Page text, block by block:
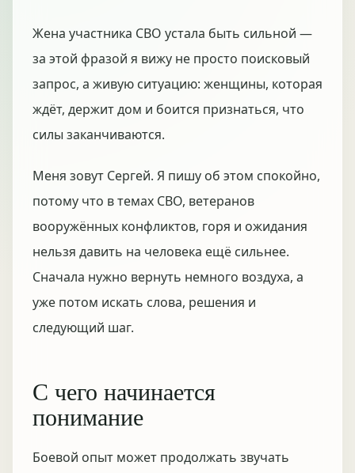
Жена участника СВО устала быть сильной —
за этой фразой я вижу не просто поисковый
запрос, а живую ситуацию: женщины, которая
ждёт, держит дом и боится признаться, что
силы заканчиваются.
Меня зовут Сергей. Я пишу об этом спокойно,
потому что в темах СВО, ветеранов
вооружённых конфликтов, горя и ожидания
нельзя давить на человека ещё сильнее.
Сначала нужно вернуть немного воздуха, а
уже потом искать слова, решения и
следующий шаг.
С чего начинается
понимание
Боевой опыт может продолжать звучать